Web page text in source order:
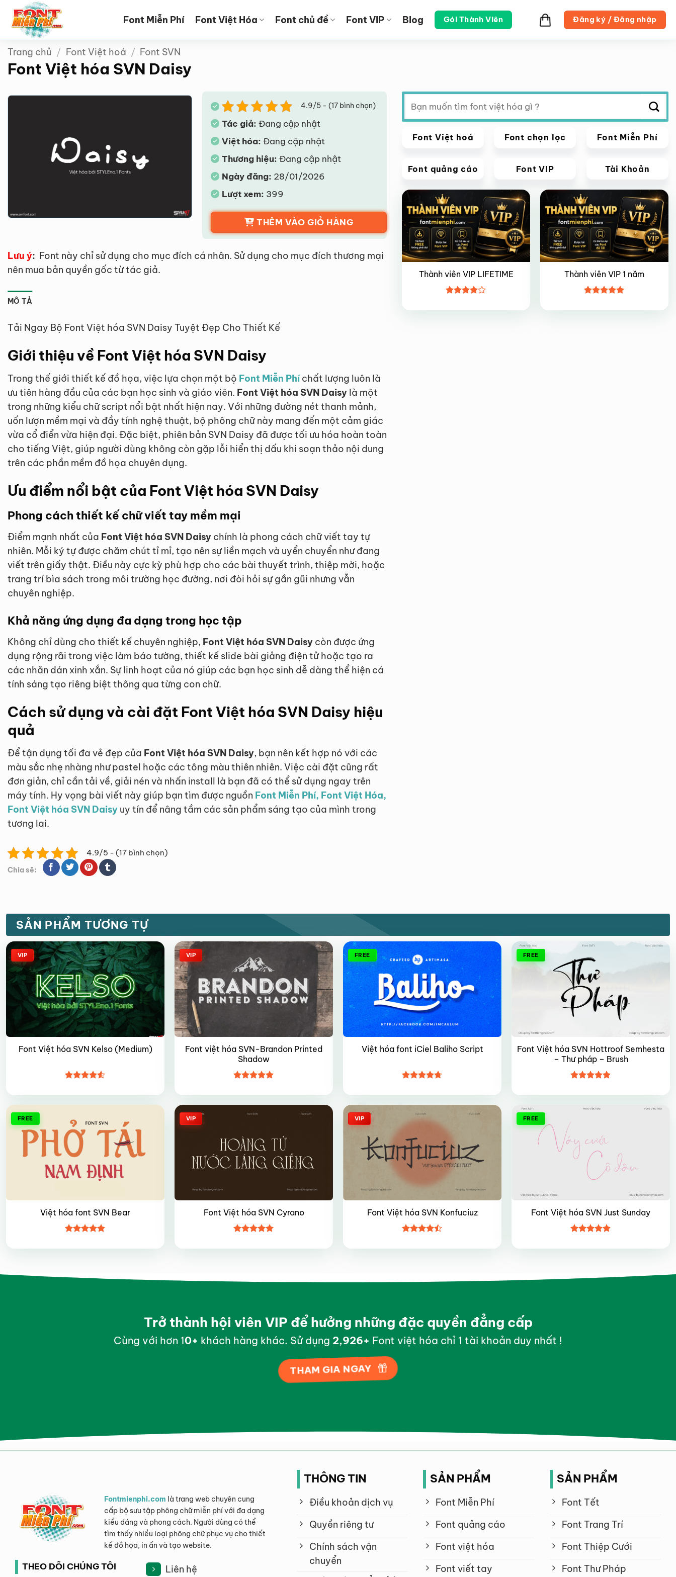
qua
dung
Font Miễn Phí Font Việt Hóa Font chủ đề Font VIP Blog Gói Thành Viên Đăng ký / Đăng nhập
Trang chủ / Font Việt hoá / Font SVN
Font Việt hóa SVN Daisy
4.9/5 - (17 bình chọn)
Tác giả: Đang cập nhật
Việt hóa: Đang cập nhật
Thương hiệu: Đang cập nhật
Ngày đăng: 28/01/2026
Lượt xem: 399
THÊM VÀO GIỎ HÀNG
Lưu ý: Font này chỉ sử dụng cho mục đích cá nhân. Sử dụng cho mục đích thương mại
nên mua bản quyền gốc từ tác giả.
MÔ TẢ
Tải Ngay Bộ Font Việt hóa SVN Daisy Tuyệt Đẹp Cho Thiết Kế
Giới thiệu về Font Việt hóa SVN Daisy
Trong thế giới thiết kế đồ họa, việc lựa chọn một bộ Font Miễn Phíchất lượng luôn là
ưu tiên hàng đầu của các bạn học sinh và giáo viên. Font Việt hóa SVN Daisy là một
trong những kiểu chữ script nổi bật nhất hiện nay. Với những đường nét thanh mảnh,
uốn lượn mềm mại và đầy tính nghệ thuật, bộ phông chữ này mang đến một cảm giác
vừa cổ điển vừa hiện đại. Đặc biệt, phiên bản SVN Daisy đã được tối ưu hóa hoàn toàn
cho tiếng Việt, giúp người dùng không còn gặp lỗi hiển thị dấu khi soạn thảo nội dung
trên các phần mềm đồ họa chuyên dụng.
Ưu điểm nổi bật của Font Việt hóa SVN Daisy
Phong cách thiết kế chữ viết tay mềm mại
Điểm mạnh nhất của Font Việt hóa SVN Daisy chính là phong cách chữ viết tay tự
nhiên. Mỗi ký tự được chăm chút tỉ mỉ, tạo nên sự liền mạch và uyển chuyển như đang
viết trên giấy thật. Điều này cực kỳ phù hợp cho các bài thuyết trình, thiệp mời, hoặc
trang trí bìa sách trong môi trường học đường, nơi đòi hỏi sự gần gũi nhưng vẫn
chuyên nghiệp.
Khả năng ứng dụng đa dạng trong học tập
Không chỉ dùng cho thiết kế chuyên nghiệp, Font Việt hóa SVN Daisy còn được ứng
dụng rộng rãi trong việc làm báo tường, thiết kế slide bài giảng điện tử hoặc tạo ra
các nhãn dán xinh xắn. Sự linh hoạt của nó giúp các bạn học sinh dễ dàng thể hiện cá
tính sáng tạo riêng biệt thông qua từng con chữ.
Cách sử dụng và cài đặt Font Việt hóa SVN Daisy hiệu
quả
Để tận dụng tối đa vẻ đẹp của Font Việt hóa SVN Daisy, bạn nên kết hợp nó với các
màu sắc nhẹ nhàng như pastel hoặc các tông màu thiên nhiên. Việc cài đặt cũng rất
đơn giản, chỉ cần tải về, giải nén và nhấn install là bạn đã có thể sử dụng ngay trên
máy tính. Hy vọng bài viết này giúp bạn tìm được nguồn Font Miễn Phí, Font Việt Hóa,
Font Việt hóa SVN Daisy uy tín để nâng tầm các sản phẩm sáng tạo của mình trong
tương lai.
4.9/5 - (17 bình chọn)
Chia sẽ:
Tìm
kiếm:
Font Việt hoá Font chọn lọc Font Miễn Phí
Font quảng cáo Font VIP Tài Khoản
Giảm giá!
Thành viên VIP LIFETIME
xếp hạng
Giảm giá!
Thành viên VIP 1 năm
hạng55
SẢN PHẨM TƯƠNG TỰ
VIP
Font Việt hóa SVN Kelso (Medium)
hạng4.5
VIP
Font việt hóa SVN-Brandon Printed
Shadow
hạng55
FREE
Việt hóa font iCiel Baliho Script
hạng4.75
FREE
Font Việt hóa SVN Hottroof Semhesta
– Thư pháp – Brush
hạng4.95
FREE
Việt hóa font SVN Bear
hạng4.85
VIP
Font Việt hóa SVN Cyrano
hạng55
VIP
Font Việt hóa SVN Konfuciuz
hạng4.45
FREE
Font Việt hóa SVN Just Sunday
hạng4.85
Trở thành hội viên VIP để hưởng những đặc quyền đẳng cấp
Cùng với hơn 10+ khách hàng khác. Sử dụng 2,998+ Font việt hóa chỉ 1 tài khoản duy nhất !
THAM GIA NGAY
Fontmienphi.com là trang web chuyên cung
cấp bộ sưu tập phông chữ miễn phí với đa dạng
kiểu dáng và phong cách. Người dùng có thể
tìm thấy nhiều loại phông chữ phục vụ cho thiết
kế đồ họa, in ấn và tạo website.
THEO DÕI CHÚNG TÔI Liên hệ
THÔNG TIN
Điều khoản dịch vụ
Quyền riêng tư
Chính sách vận
chuyển
SẢN PHẨM
Font Miễn Phí
Font quảng cáo
Font việt hóa
Font viết tay
SẢN PHẨM
Font Tết
Font Trang Trí
Font Thiệp Cưới
Font Thư Pháp